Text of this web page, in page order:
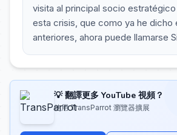
visita al principal socio estratégico
esta crisis, que como ya he dicho
anteriores, ahora puede llamarse
💡 翻譯更多 YouTube 視頻？
使用 TransParrot 瀏覽器擴展